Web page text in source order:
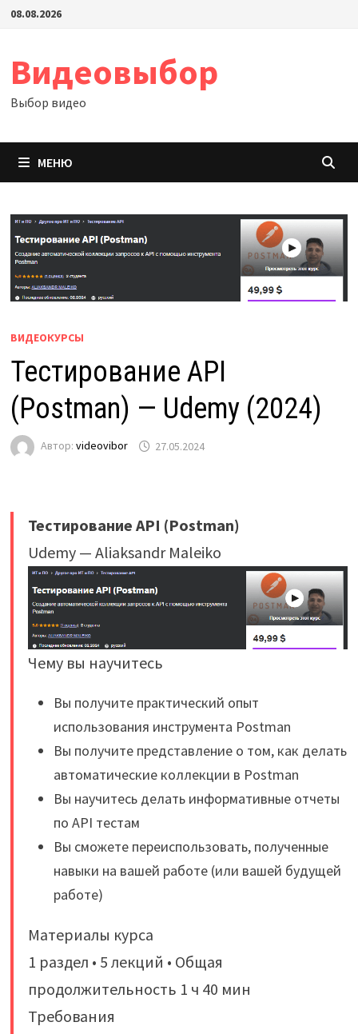
Перейти
08.08.2026
Видеовыбор
Выбор видео
МЕНЮ
ВИДЕОКУРСЫ
Тестирование API
(Postman) — Udemy (2024)
Автор: videovibor 27.05.2024
Тестирование API (Postman)
Udemy — Aliaksandr Maleiko
Чему вы научитесь
Вы получите практический опыт
использования инструмента Postman
Вы получите представление о том, как делать
автоматические коллекции в Postman
Вы научитесь делать информативные отчеты
по API тестам
Вы сможете переиспользовать, полученные
навыки на вашей работе (или вашей будущей
работе)
Материалы курса
1 раздел • 5 лекций • Общая
продолжительность 1 ч 40 мин
Требования